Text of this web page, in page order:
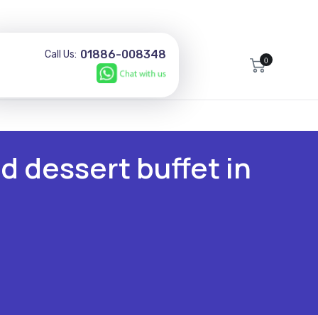
Call Us: 01886-008348 0
dessert buffet in